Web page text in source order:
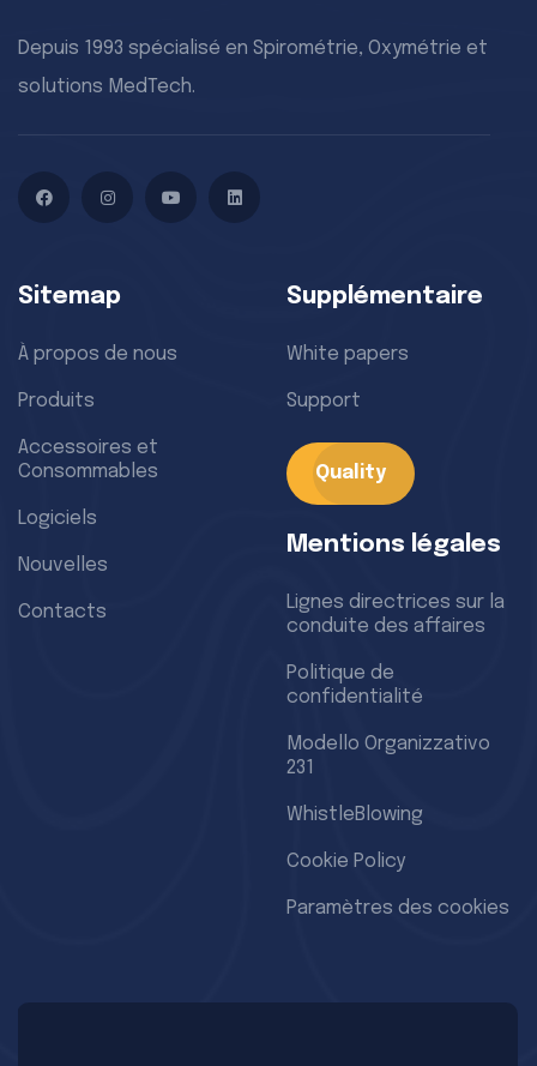
Depuis 1993 spécialisé en Spirométrie, Oxymétrie et
solutions MedTech.
Sitemap
À propos de nous
Produits
Accessoires et
Consommables
Logiciels
Nouvelles
Contacts
Supplémentaire
White papers
Support
Quality
Mentions légales
Lignes directrices sur la
conduite des affaires
Politique de
confidentialité
Modello Organizzativo
231
WhistleBlowing
Cookie Policy
Paramètres des cookies